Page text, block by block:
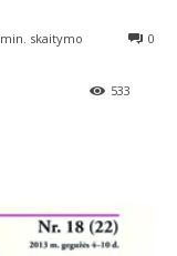
min. skaitymo 0
533